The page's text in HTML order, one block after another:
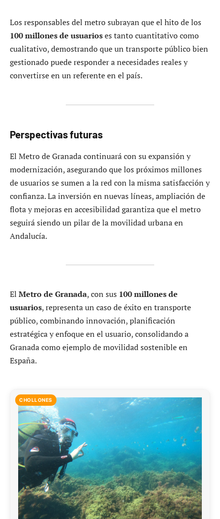
Los responsables del metro subrayan que el hito de los
100 millones de usuarioses tanto cuantitativo como
cualitativo, demostrando que un transporte público bien
gestionado puede responder a necesidades reales y
convertirse en un referente en el país.
Perspectivas futuras
El Metro de Granada continuará con su expansión y
modernización, asegurando que los próximos millones
de usuarios se sumen a la red con la misma satisfacción y
confianza. La inversión en nuevas líneas, ampliación de
flota y mejoras en accesibilidad garantiza que el metro
seguirá siendo un pilar de la movilidad urbana en
Andalucía.
El Metro de Granada, con sus 100 millones de
usuarios, representa un caso de éxito en transporte
público, combinando innovación, planificación
estratégica y enfoque en el usuario, consolidando a
Granada como ejemplo de movilidad sostenible en
España.
CHOLLONES